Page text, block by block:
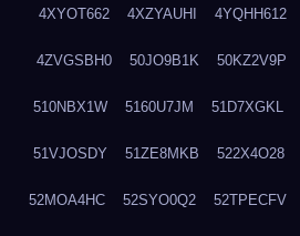
4XYOT662 4XZYAUHI 4YQHH612
4ZVGSBH0 50JO9B1K 50KZ2V9P
510NBX1W 5160U7JM 51D7XGKL
51VJOSDY 51ZE8MKB 522X4O28
52MOA4HC 52SYO0Q2 52TPECFV